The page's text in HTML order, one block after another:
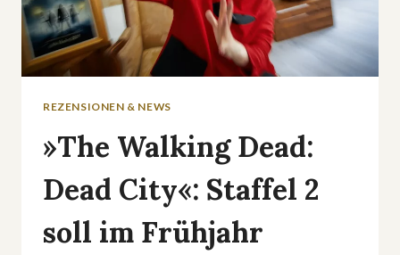
REZENSIONEN & NEWS
»The Walking Dead:
Dead City«: Staffel 2
soll im Frühjahr